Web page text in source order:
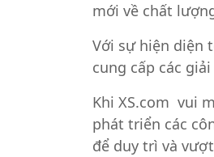
mới về chất
Với sự hiện diện
cung cấp các
Khi XS.com vui
phát triển các
để duy trì và